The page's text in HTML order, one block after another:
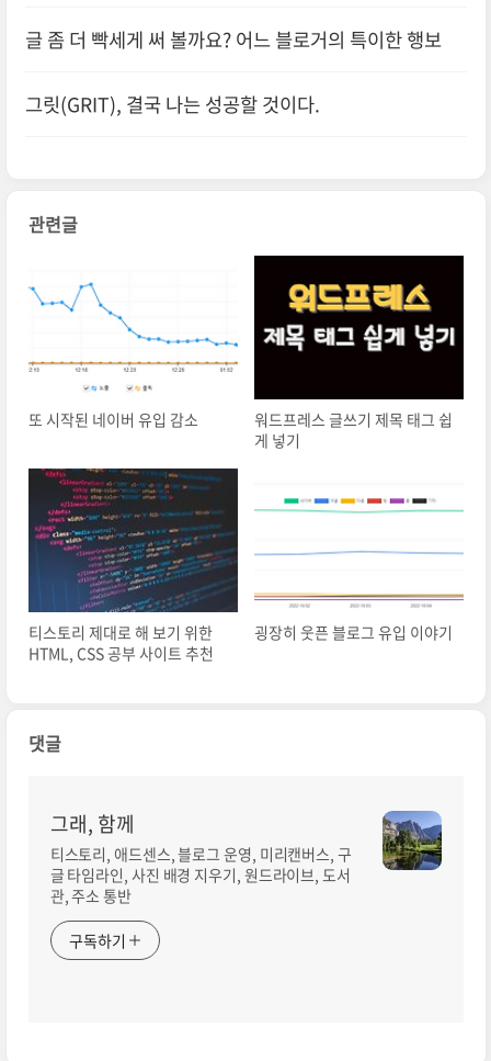
글 좀 더 빡세게 써 볼까요? 어느 블로거의 특이한 행보
그릿(GRIT), 결국 나는 성공할 것이다.
관련글
또 시작된 네이버 유입 감소
워드프레스 글쓰기 제목 태그 쉽
게 넣기
티스토리 제대로 해 보기 위한
HTML, CSS 공부 사이트 추천
굉장히 웃픈 블로그 유입 이야기
댓글
그래, 함께
티스토리, 애드센스, 블로그 운영, 미리캔버스, 구
글 타임라인, 사진 배경 지우기, 원드라이브, 도서
관, 주소 통반
구독하기